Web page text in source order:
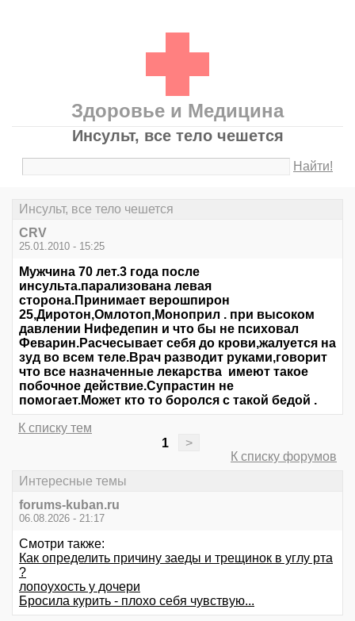
Здоровье и Медицина
Инсульт, все тело чешется
Найти!
Инсульт, все тело чешется
CRV
25.01.2010 - 15:25
Мужчина 70 лет.3 года после
инсульта.парализована левая
сторона.Принимает верошпирон
25,Диротон,Омлотоп,Моноприл . при высоком
давлении Нифедепин и что бы не психовал
Феварин.Расчесывает себя до крови,жалуется на
зуд во всем теле.Врач разводит руками,говорит
что все назначенные лекарства имеют такое
побочное действие.Супрастин не
помогает.Может кто то боролся с такой бедой .
К списку тем
1
>
К списку форумов
Интересные темы
forums-kuban.ru
06.08.2026 - 21:17
Смотри также:
Как определить причину заеды и трещинок в углу рта
?
лопоухость у дочери
Бросила курить - плохо себя чувствую...